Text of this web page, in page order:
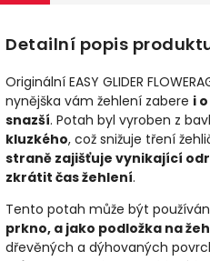
Detailní popis
Originální EASY GLIDER
nynějška vám žehlení zabere i
snazší. Potah byl vyroben z
kluzkého, což snižuje tření
straně zajišťuje vynikající
zkrátit čas žehlení.
Tento potah může být
prkno, a jako podložka na
dřevěných a dýhovaných